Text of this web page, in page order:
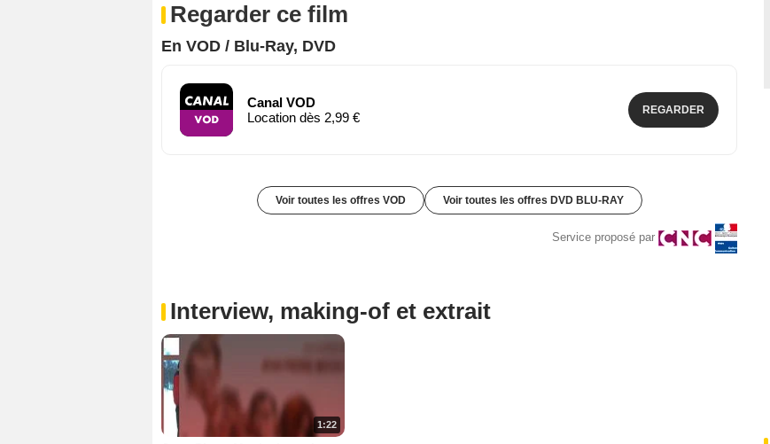
Regarder ce film
En VOD / Blu-Ray, DVD
Canal VOD
Location dès 2,99 €
REGARDER
Voir toutes les offres VOD Voir toutes les offres DVD BLU-RAY
Service proposé par
Interview, making-of et extrait
1:22